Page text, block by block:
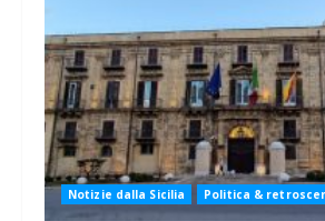
Notizie dalla Sicilia Politica &